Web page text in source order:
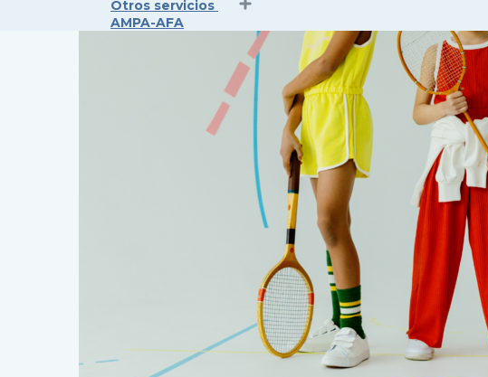
Otros servicios
AMPA-AFA